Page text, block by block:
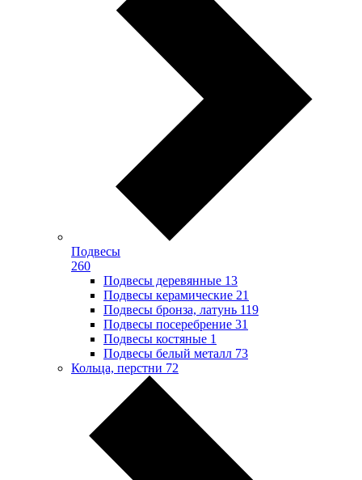
Подвесы
260
Подвесы деревянные 13
Подвесы керамические 21
Подвесы бронза, латунь 119
Подвесы посеребрение 31
Подвесы костяные 1
Подвесы белый металл 73
Кольца, перстни 72